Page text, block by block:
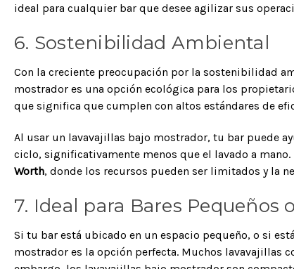
ideal para cualquier bar que desee agilizar sus
6. Sostenibilidad Ambiental
Con la creciente preocupación por la sostenibilidad
mostrador es una opción ecológica para los
que significa que cumplen con altos estándares de
Al usar un lavavajillas bajo mostrador, tu bar puede
ciclo, significativamente menos que el lavado a
Worth, donde los recursos pueden ser limitados y la
7. Ideal para Bares Pequeños
Si tu bar está ubicado en un espacio pequeño, o si
mostrador es la opción perfecta. Muchos lavavajillas